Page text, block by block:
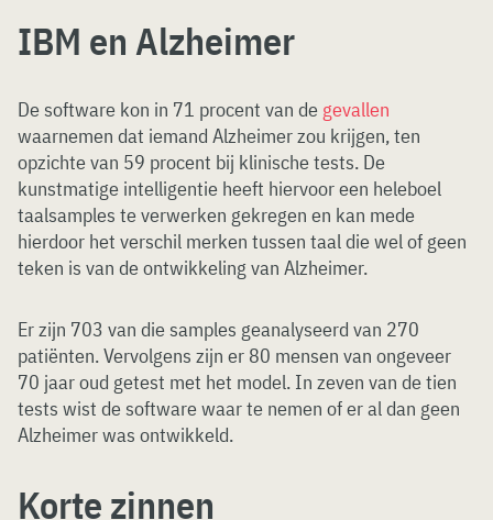
IBM en Alzheimer
De software kon in 71 procent van de gevallen
waarnemen dat iemand Alzheimer zou krijgen, ten
opzichte van 59 procent bij klinische tests. De
kunstmatige intelligentie heeft hiervoor een heleboel
taalsamples te verwerken gekregen en kan mede
hierdoor het verschil merken tussen taal die wel of geen
teken is van de ontwikkeling van Alzheimer.
Er zijn 703 van die samples geanalyseerd van 270
patiënten. Vervolgens zijn er 80 mensen van ongeveer
70 jaar oud getest met het model. In zeven van de tien
tests wist de software waar te nemen of er al dan geen
Alzheimer was ontwikkeld.
Korte zinnen